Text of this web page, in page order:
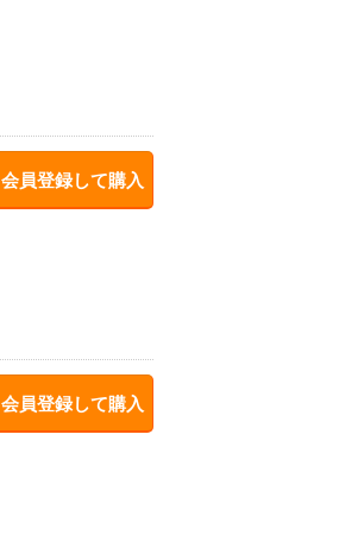
会員登録して購入
会員登録して購入